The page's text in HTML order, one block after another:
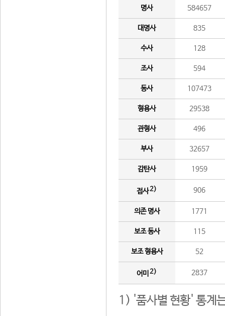
명사 584657
대명사 835
수사 128
조사 594
동사 107473
형용사 29538
관형사 496
부사 32657
감탄사 1959
접사2) 906
의존 명사 1771
보조 동사 115
보조 형용사 52
어미 2) 2837
1) '품사별 현황' 통계